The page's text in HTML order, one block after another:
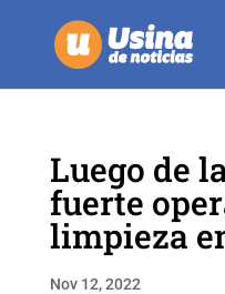
Luego de
fuerte
limpieza
Nov 12, 2022